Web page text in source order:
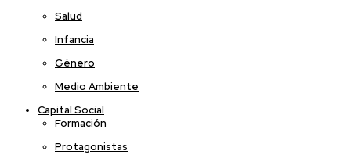
Salud
Infancia
Género
Medio Ambiente
Capital Social
Formación
Protagonistas